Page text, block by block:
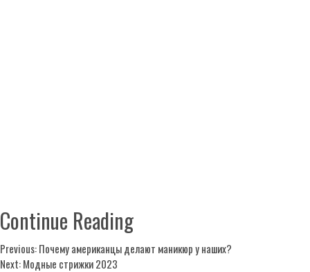
Continue Reading
Previous:Почему американцы делают маникюр у наших?
Next:Модные стрижки 2023